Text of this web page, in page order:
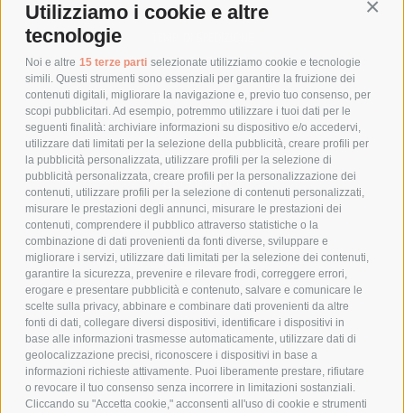
Utilizziamo i cookie e altre
tecnologie
Noi e altre 15 terze parti selezionate utilizziamo cookie e tecnologie
simili. Questi strumenti sono essenziali per garantire la fruizione dei
contenuti digitali, migliorare la navigazione e, previo tuo consenso, per
scopi pubblicitari. Ad esempio, potremmo utilizzare i tuoi dati per le
seguenti finalità: archiviare informazioni su dispositivo e/o accedervi,
utilizzare dati limitati per la selezione della pubblicità, creare profili per
la pubblicità personalizzata, utilizzare profili per la selezione di
pubblicità personalizzata, creare profili per la personalizzazione dei
contenuti, utilizzare profili per la selezione di contenuti personalizzati,
misurare le prestazioni degli annunci, misurare le prestazioni dei
contenuti, comprendere il pubblico attraverso statistiche o la
combinazione di dati provenienti da fonti diverse, sviluppare e
migliorare i servizi, utilizzare dati limitati per la selezione dei contenuti,
garantire la sicurezza, prevenire e rilevare frodi, correggere errori,
erogare e presentare pubblicità e contenuto, salvare e comunicare le
scelte sulla privacy, abbinare e combinare dati provenienti da altre
fonti di dati, collegare diversi dispositivi, identificare i dispositivi in
base alle informazioni trasmesse automaticamente, utilizzare dati di
geolocalizzazione precisi, riconoscere i dispositivi in base a
informazioni richieste attivamente. Puoi liberamente prestare, rifiutare
o revocare il tuo consenso senza incorrere in limitazioni sostanziali.
Cliccando su "Accetta cookie," acconsenti all'uso di cookie e strumenti
COSTI DI SPEDIZIONE
POLITICA DI RESO
POLICY
PRIVACY POLICY
COOKIE POLICY
PAGAMENTI SICURI
AZIENDA
CHI SIAMO
MARCHI TRATTATI
CONDOMINI